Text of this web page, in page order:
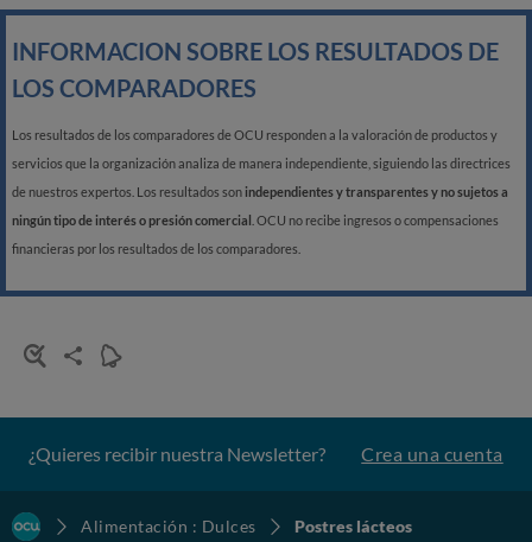
INFORMACION SOBRE LOS RESULTADOS DE
LOS COMPARADORES
Los resultados de los comparadores de OCU responden a la valoración de productos y
servicios que la organización analiza de manera independiente, siguiendo las directrices
de nuestros expertos. Los resultados son independientes y transparentes y no sujetos a
ningún tipo de interés o presión comercial . OCU no recibe ingresos o compensaciones
financieras por los resultados de los comparadores.
¿Quieres recibir nuestra Newsletter? Crea una cuenta
Alimentación : Dulces Postres lácteos